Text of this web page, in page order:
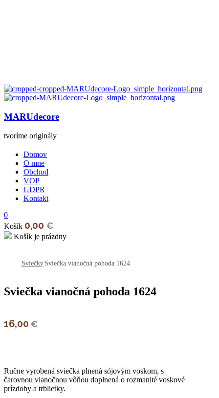
MARUdecore
tvoríme originály
Domov
O mne
Obchod
VOP
GDPR
Kontakt
0
Košík 0,00 €
Košík je prázdny
Sviečky Sviečka vianočná pohoda 1624
Sviečka vianočná pohoda 1624
16,00 €
Ručne vyrobená sviečka plnená sójovým voskom, s
čarovnou vianočnou vôňou doplnená o rozmanité voskové
prízdoby a trblietky.